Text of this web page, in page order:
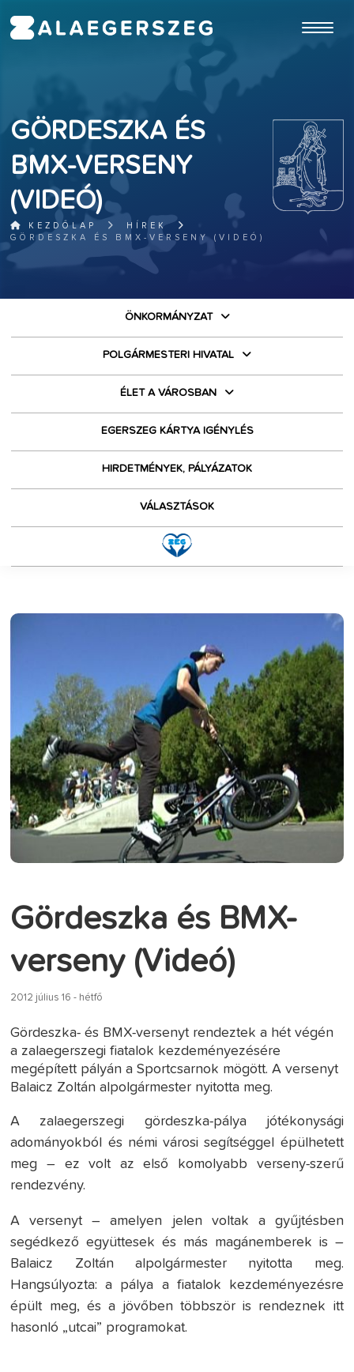
GÖRDESZKA ÉS
BMX-VERSENY
(VIDEÓ)
KEZDŐLAP
HÍREK
GÖRDESZKA ÉS BMX-VERSENY (VIDEÓ)
ÖNKORMÁNYZAT
POLGÁRMESTERI HIVATAL
ÉLET A VÁROSBAN
EGERSZEG KÁRTYA IGÉNYLÉS
HIRDETMÉNYEK, PÁLYÁZATOK
VÁLASZTÁSOK
Gördeszka és BMX-
verseny (Videó)
2012 július 16 - hétfő
Gördeszka- és BMX-versenyt rendeztek a hét végén
a zalaegerszegi fiatalok kezdeményezésére
megépített pályán a Sportcsarnok mögött. A versenyt
Balaicz Zoltán alpolgármester nyitotta meg.
A zalaegerszegi gördeszka-pálya jótékonysági
adományokból és némi városi segítséggel épülhetett
meg – ez volt az első komolyabb verseny-szerű
rendezvény.
A versenyt – amelyen jelen voltak a gyűjtésben
segédkező együttesek és más magánemberek is –
Balaicz Zoltán alpolgármester nyitotta meg.
Hangsúlyozta: a pálya a fiatalok kezdeményezésre
épült meg, és a jövőben többször is rendeznek itt
hasonló „utcai” programokat.